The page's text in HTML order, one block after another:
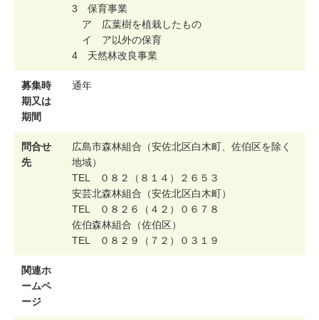
3
保育事業
ア
広葉樹を植栽した もの
イ
ア以外の保育
4
天然林改良事業
募集時
期又は
期間
通年
問合せ
先
広島市森林組合 （安佐北区白木町 佐伯区を除 く
地域）
TEL ０ ８ ２ （ ８ １ ４ ） ２ ６ ５ ３
安芸北森林組合 （安佐北区白木町）
TEL ０ ８ ２ ６ （ ４ ２ ） ０ ６ ７ ８
佐伯森林組合 （佐伯区）
TEL ０ ８ ２ ９ （ ７ ２ ） ０ ３ １ ９
関連ホ
ームペ
ージ